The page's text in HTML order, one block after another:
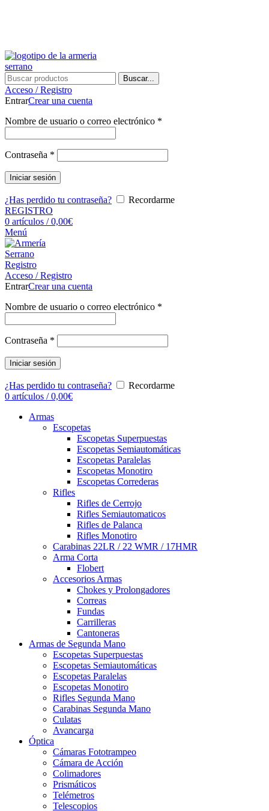
Buscar...
Acceso / Registro
EntrarCrear una cuenta
Nombre de usuario o correo electrónico *
Contraseña *
Iniciar sesión
¿Has perdido tu contraseña?
Recordarme
REGISTRO
0 artículos / 0,00€
Menú
Registro
Acceso / Registro
EntrarCrear una cuenta
Nombre de usuario o correo electrónico *
Contraseña *
Iniciar sesión
¿Has perdido tu contraseña?
Recordarme
0 artículos / 0,00€
Armas
Escopetas
Escopetas Superpuestas
Escopetas Semiautomáticas
Escopetas Paralelas
Escopetas Monotiro
Escopetas Correderas
Rifles
Rifles de Cerrojo
Rifles Semiautomaticos
Rifles de Palanca
Rifles Monotiro
Carabinas 22LR / 22 WMR / 17HMR
Arma Corta
Flobert
Accesorios Armas
Chokes y Prolongadores
Correas
Fundas
Carrilleras
Cantoneras
Armas de Segunda Mano
Escopetas Superpuestas
Escopetas Semiautomáticas
Escopetas Paralelas
Escopetas Monotiro
Rifles Segunda Mano
Carabinas Segunda Mano
Culatas
Avancarga
Óptica
Cámaras Fototrampeo
Cámara de Acción
Colimadores
Prismáticos
Telémetros
Telescopios